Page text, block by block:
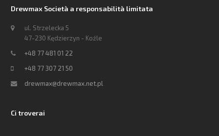
Drewmax Società a responsabilità limitata
ul. Strzelecka 5
47-230 Kędzierzyn - Koźle
+48 77 481 01 22
+48 77 307 21 50
drewmax@drewmax.net.pl
Ci troverai